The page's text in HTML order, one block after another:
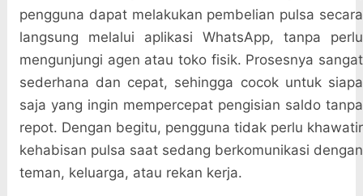
pengguna dapat melakukan pembelian pulsa secara
langsung melalui aplikasi WhatsApp, tanpa perlu
mengunjungi agen atau toko fisik. Prosesnya sangat
sederhana dan cepat, sehingga cocok untuk siapa
saja yang ingin mempercepat pengisian saldo tanpa
repot. Dengan begitu, pengguna tidak perlu khawatir
kehabisan pulsa saat sedang berkomunikasi dengan
teman, keluarga, atau rekan kerja.